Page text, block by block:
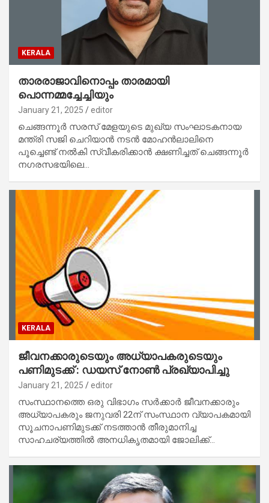
KERALA
താരരാജാവിനൊപ്പം താരമായി
പൊന്നമ്മച്ചേച്ചിയും
January 21, 2025 editor
ചെങ്ങന്നൂർ സരസ് മേളയുടെ മുഖ്യ സംഘാടകനായ
മന്ത്രി സജി ചെറിയാൻ നടൻ മോഹൻലാലിനെ
പൂച്ചെണ്ട് നൽകി സ്വീകരിക്കാൻ ക്ഷണിച്ചത് ചെങ്ങന്നൂർ
നഗരസഭയിലെ…
KERALA
ജീവനക്കാരുടെയും അധ്യാപകരുടെയും
പണിമുടക്ക് : ഡയസ് നോൺ പ്രഖ്യാപിച്ചു
January 21, 2025 editor
സംസ്ഥാനത്തെ ഒരു വിഭാഗം സർക്കാർ ജീവനക്കാരും
അധ്യാപകരും ജനുവരി 22ന് സംസ്ഥാന വ്യാപകമായി
സൂചനാപണിമുടക്ക് നടത്താൻ തീരുമാനിച്ച
സാഹചര്യത്തിൽ അനധികൃതമായി ജോലിക്ക്…